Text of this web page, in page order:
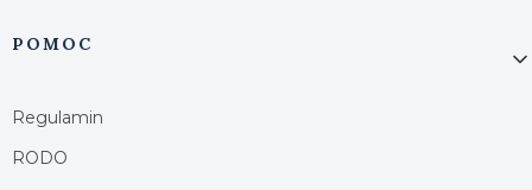
Linki w stopce
POMOC
Regulamin
RODO